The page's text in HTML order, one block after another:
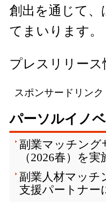
創出を通じて
てまいります。
プレスリリース
スポンサードリンク
パーソルイノ
副業マッチング
（2026春）を実
副業人材マッチ
支援パートナー